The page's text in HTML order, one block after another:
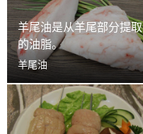
羊尾油是从羊尾部分提取
的油脂。
羊尾油